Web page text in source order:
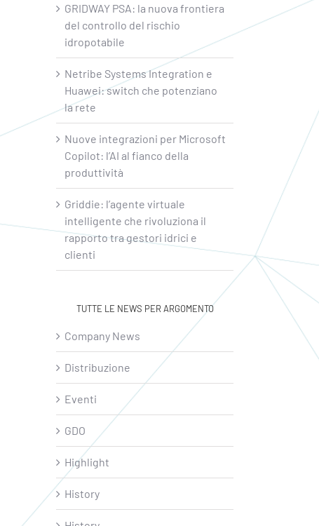
GRIDWAY PSA: la nuova frontiera
del controllo del rischio
idropotabile
Netribe Systems Integration e
Huawei: switch che potenziano
la rete
Nuove integrazioni per Microsoft
Copilot: l’AI al fianco della
produttività
Griddie: l’agente virtuale
intelligente che rivoluziona il
rapporto tra gestori idrici e
clienti
TUTTE LE NEWS PER ARGOMENTO
Company News
Distribuzione
Eventi
GDO
Highlight
History